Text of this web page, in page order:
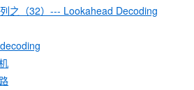
之（32）--- Lookahead Decoding